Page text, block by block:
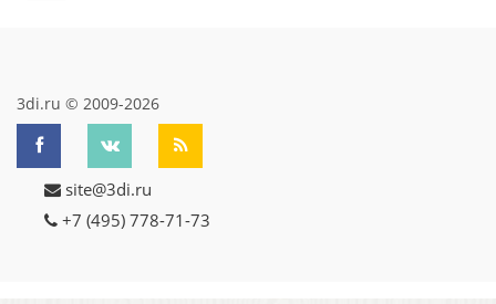
3di.ru © 2009-2026
site@3di.ru
+7 (495) 778-71-73